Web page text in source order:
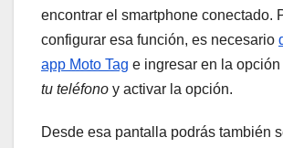
encontrar el smartphone conectado.
configurar esa función, es necesario
app Moto Tag e ingresar en la opción
tu teléfono y activar la opción.
Desde esa pantalla podrás también